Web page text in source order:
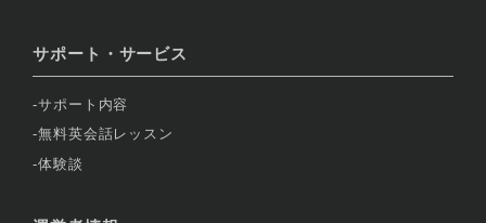
サポート・サービス
サポート内容
無料英会話レッスン
体験談